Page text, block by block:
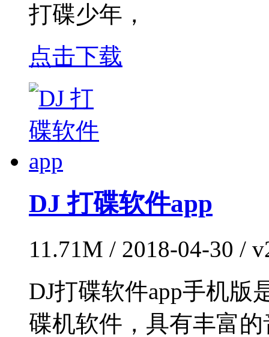
打碟少年，
点击下载
DJ 打碟软件app
11.71M / 2018-04-30 /
DJ打碟软件app手机版
碟机软件，具有丰富